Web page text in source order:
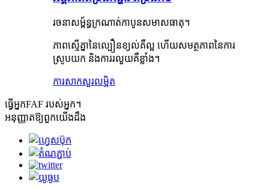
រចនាសម្ព័ន្ធក្រណាត់កាបូនសមាសធាតុ។
ភាពស្មើគ្នានៃល្បឿនខ្យល់គឺល្អ ហើយសមត្ថភាពនៃការ
ស្រូបយក និងការរលួយគឺខ្លាំង។
ការសាកសួរលម្អិត
ធ្វើ​អ្នក​FAF របស់អ្នក។
អនុញ្ញាតឱ្យពួកយើងដឹង